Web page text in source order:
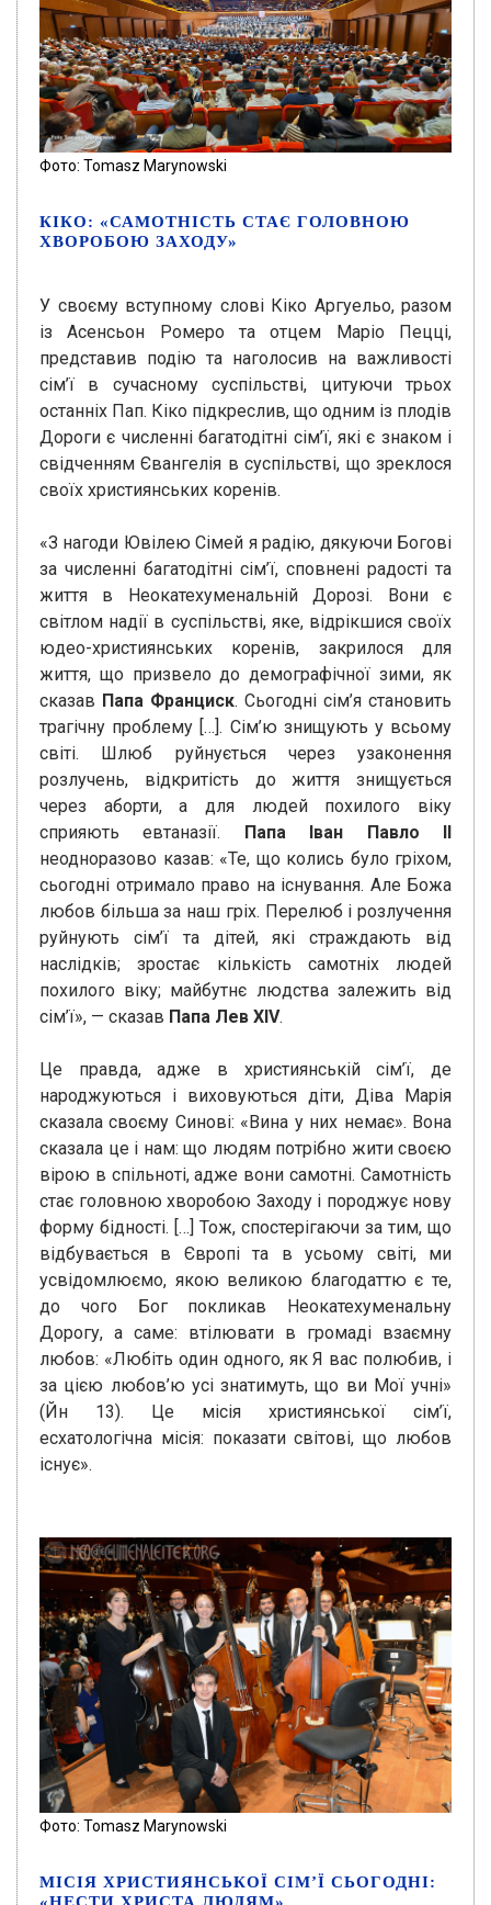
Фото: Tomasz Marynowski
КІКО: «САМОТНІСТЬ СТАЄ ГОЛОВНОЮ
ХВОРОБОЮ ЗАХОДУ»
У своєму вступному слові Кіко Аргуельо, разом
із Асенсьон Ромеро та отцем Маріо Пецці,
представив подію та наголосив на важливості
сім’ї в сучасному суспільстві, цитуючи трьох
останніх Пап. Кіко підкреслив, що одним із плодів
Дороги є численні багатодітні сім’ї, які є знаком і
свідченням Євангелія в суспільстві, що зреклося
своїх християнських коренів.
«З нагоди Ювілею Сімей я радію, дякуючи Богові
за численні багатодітні сім’ї, сповнені радості та
життя в Неокатехуменальній Дорозі. Вони є
світлом надії в суспільстві, яке, відрікшися своїх
юдео-християнських коренів, закрилося для
життя, що призвело до демографічної зими, як
сказав Папа Франциск. Сьогодні сім’я становить
трагічну проблему […]. Сім’ю знищують у всьому
світі. Шлюб руйнується через узаконення
розлучень, відкритість до життя знищується
через аборти, а для людей похилого віку
сприяють евтаназії. Папа Іван Павло II
неодноразово казав: «Те, що колись було гріхом,
сьогодні отримало право на існування. Але Божа
любов більша за наш гріх. Перелюб і розлучення
руйнують сім’ї та дітей, які страждають від
наслідків; зростає кількість самотніх людей
похилого віку; майбутнє людства залежить від
сім’ї», — сказав Папа Лев XIV.
Це правда, адже в християнській сім’ї, де
народжуються і виховуються діти, Діва Марія
сказала своєму Синові: «Вина у них немає». Вона
сказала це і нам: що людям потрібно жити своєю
вірою в спільноті, адже вони самотні. Самотність
стає головною хворобою Заходу і породжує нову
форму бідності. […] Тож, спостерігаючи за тим, що
відбувається в Європі та в усьому світі, ми
усвідомлюємо, якою великою благодаттю є те,
до чого Бог покликав Неокатехуменальну
Дорогу, а саме: втілювати в громаді взаємну
любов: «Любіть один одного, як Я вас полюбив, і
за цією любов’ю усі знатимуть, що ви Мої учні»
(Йн 13). Це місія християнської сім’ї,
есхатологічна місія: показати світові, що любов
існує».
Фото: Tomasz Marynowski
МІСІЯ ХРИСТИЯНСЬКОЇ СІМ’Ї СЬОГОДНІ: